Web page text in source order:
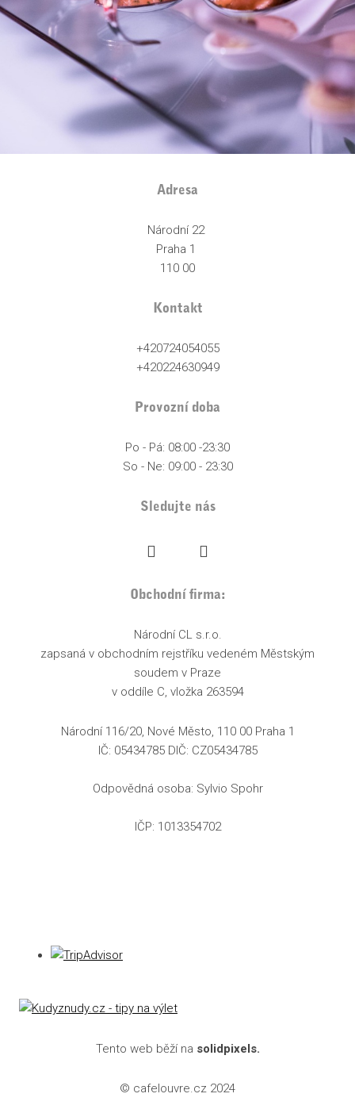
Adresa
Národní 22
Praha 1
110 00
Kontakt
+420724054055
+420224630949
Provozní doba
Po - Pá: 08:00 -23:30
So - Ne: 09:00 - 23:30
Sledujte nás
Obchodní firma:
Národní CL s.r.o.
zapsaná v obchodním rejstříku vedeném Městským
soudem v Praze
v oddíle C, vložka 263594
Národní 116/20, Nové Město, 110 00 Praha 1
IČ: 05434785 DIČ: CZ05434785
Odpovědná osoba: Sylvio Spohr
IČP: 1013354702
Tento web běží na solidpixels.
© cafelouvre.cz 2024